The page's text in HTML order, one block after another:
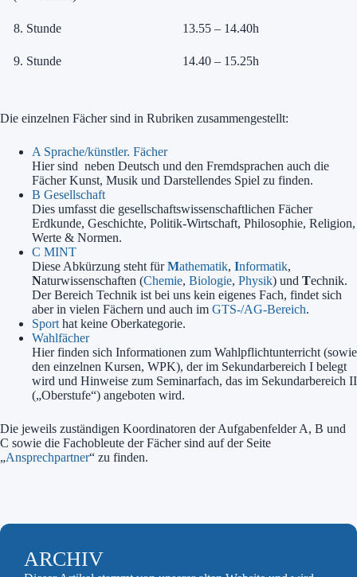
8. Stunde 13.55 – 14.40h
9. Stunde 14.40 – 15.25h
Die einzelnen Fächer sind in Rubriken zusammengestellt:
A Sprache/künstler. Fächer
Hier sind neben Deutsch und den Fremdsprachen auch die
Fächer Kunst, Musik und Darstellendes Spiel zu finden.
B Gesellschaft
Dies umfasst die gesellschaftswissenschaftlichen Fächer
Erdkunde, Geschichte, Politik-Wirtschaft, Philosophie, Religion,
Werte & Normen.
C MINT
Diese Abkürzung steht fürMathematik, Informatik,
Naturwissenschaften (Chemie, Biologie, Physik) und Technik.
Der Bereich Technik ist bei uns kein eigenes Fach, findet sich
aber in vielen Fächern und auch im GTS-/AG-Bereich.
Sport hat keine Oberkategorie.
Wahlfächer
Hier finden sich Informationen zum Wahlpflichtunterricht (sowie
den einzelnen Kursen, WPK), der im Sekundarbereich I belegt
wird und Hinweise zum Seminarfach, das im Sekundarbereich II
(„Oberstufe“) angeboten wird.
Die jeweils zuständigen Koordinatoren der Aufgabenfelder A, B und
C sowie die Fachobleute der Fächer sind auf der Seite
„Ansprechpartner“ zu finden.
ARCHIV